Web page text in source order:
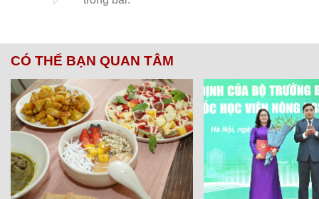
CÓ THỂ BẠN QUAN TÂM